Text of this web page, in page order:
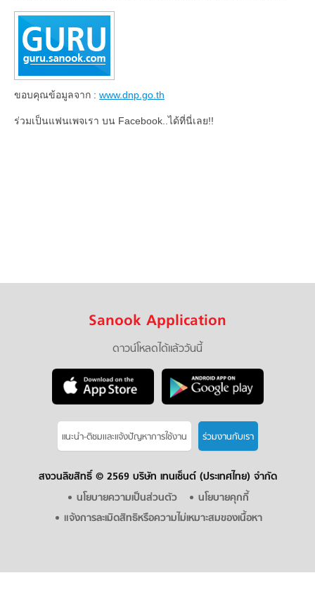
ขอบคุณข้อมูลจาก : www.dnp.go.th
ร่วมเป็นแฟนเพจเรา บน Facebook..ได้ที่นี่เลย!!
Sanook Application
ดาวน์โหลดได้แล้ววันนี้
แนะนำ-ติชมเเละแจ้งปัญหาการใช้งาน ร่วมงานกับเรา
สงวนลิขสิทธิ์ © 2569 บริษัท เทนเซ็นต์ (ประเทศไทย) จำกัด
นโยบายความเป็นส่วนตัว
นโยบายคุกกี้
แจ้งการละเมิดสิทธิหรือความไม่เหมาะสมของเนื้อหา